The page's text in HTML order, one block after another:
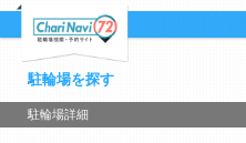
駐輪場を探す
駐輪場詳細